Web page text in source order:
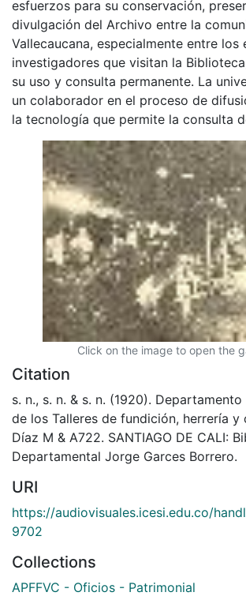
esfuerzos para su conservación,
divulgación del Archivo entre la
Vallecaucana, especialmente entre los
investigadores que visitan la
su uso y consulta permanente. La
un colaborador en el proceso de
la tecnología que permite la consulta
Click on the image to open the
Citation
s. n., s. n. & s. n. (1920).
de los Talleres de fundición, herrería y
Díaz M & A722. SANTIAGO DE CALI:
Departamental Jorge Garces Borrero.
URI
https://audiovisuales.icesi.edu.co/
9702
Collections
APFFVC - Oficios - Patrimonial